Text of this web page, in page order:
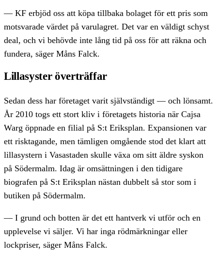
— KF erbjöd oss att köpa tillbaka bolaget för ett pris som
motsvarade värdet på varulagret. Det var en väldigt schyst
deal, och vi behövde inte lång tid på oss för att räkna och
fundera, säger Måns Falck.
Lillasyster överträffar
Sedan dess har företaget varit självständigt — och lönsamt.
År 2010 togs ett stort kliv i företagets historia när Cajsa
Warg öppnade en filial på S:t Eriksplan. Expansionen var
ett risktagande, men tämligen omgående stod det klart att
lillasystern i Vasastaden skulle växa om sitt äldre syskon
på Södermalm. Idag är omsättningen i den tidigare
biografen på S:t Eriksplan nästan dubbelt så stor som i
butiken på Södermalm.
— I grund och botten är det ett hantverk vi utför och en
upplevelse vi säljer. Vi har inga rödmärkningar eller
lockpriser, säger Måns Falck.